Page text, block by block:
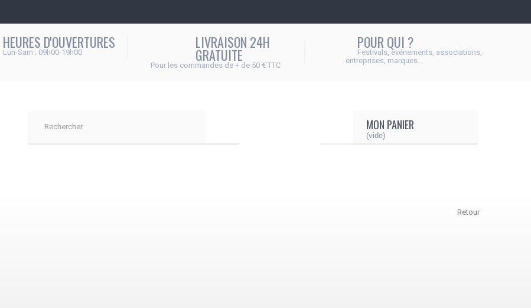
HEURES D'OUVERTURES
Lun-Sam : 09h00-19h00
LIVRAISON 24H
GRATUITE
Pour les commandes de + de 50 € TTC
POUR QUI ?
Festivals, événements, associations,
entreprises, marques...
MON PANIER
(vide)
Retour